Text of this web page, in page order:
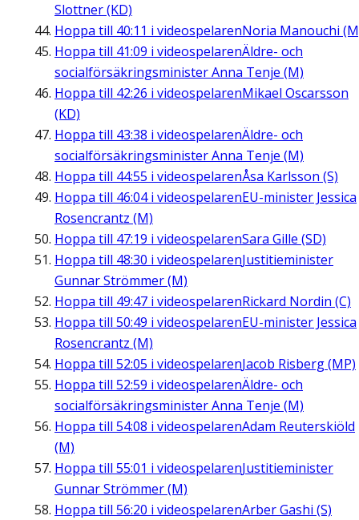
Slottner (KD)
Hoppa till 40:11 i videospelarenNoria Manouchi
Hoppa till 41:09 i videospelarenÄldre- och
socialförsäkringsminister Anna Tenje (M)
Hoppa till 42:26 i videospelarenMikael Oscarsson
(KD)
Hoppa till 43:38 i videospelarenÄldre- och
socialförsäkringsminister Anna Tenje (M)
Hoppa till 44:55 i videospelarenÅsa Karlsson (S)
Hoppa till 46:04i videospelarenEU-minister Jessica
Rosencrantz (M)
Hoppa till 47:19 i videospelarenSara Gille (SD)
Hoppa till 48:30 i videospelarenJustitieminister
Gunnar Strömmer (M)
Hoppa till 49:47 i videospelarenRickard Nordin (C)
Hoppa till 50:49 i videospelarenEU-minister Jessica
Rosencrantz (M)
Hoppa till 52:05 i videospelarenJacob Risberg (MP)
Hoppa till 52:59 i videospelarenÄldre- och
socialförsäkringsminister Anna Tenje (M)
Hoppa till 54:08 i videospelarenAdam Reuterskiöld
(M)
Hoppa till 55:01 i videospelarenJustitieminister
Gunnar Strömmer (M)
Hoppa till 56:20 i videospelarenArber Gashi (S)